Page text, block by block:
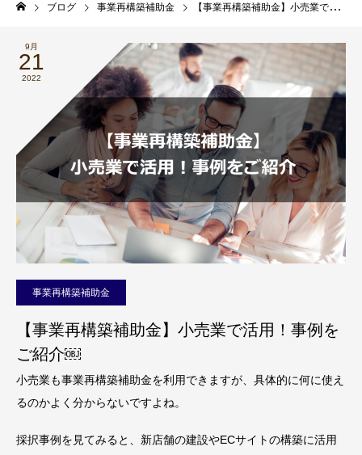
ブログ 事業再構築補助金 【事業再構築補助金】小売業で活用！事例をご紹介￼
9月
21
2022
事業再構築補助金
【事業再構築補助金】小売業で活用！事例を
ご紹介￼
小売業も事業再構築補助金を利用できますが、具体的に何に使え
るのかよく分からないですよね。
採択事例を見てみると、新店舗の建設やECサイトの構築に活用